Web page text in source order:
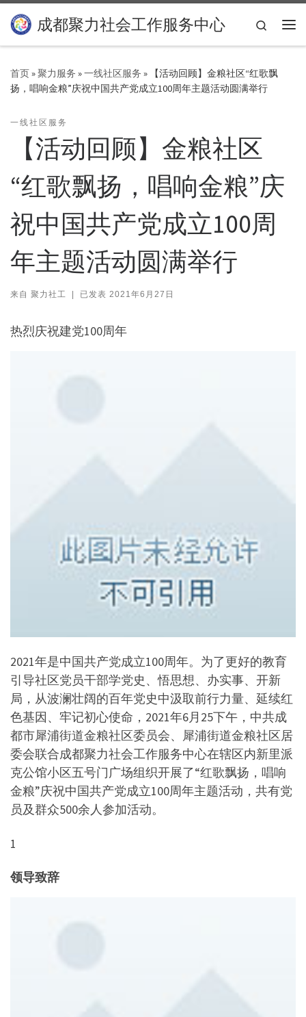
Skip to content
成都聚力社会工作服务中心
Search
首页»聚力服务 »一线社区服务 »
【活动回顾】金粮社区“红歌飘
扬，唱响金粮”庆祝中国共产党成立100周年主题活动圆满举行
一线社区服务
【活动回顾】金粮社区
“红歌飘扬，唱响金粮”庆
祝中国共产党成立100周
年主题活动圆满举行
来自 聚力社工 | 已发表 2021年6月27日
热烈庆祝建党100周年
2021年是中国共产党成立100周年。为了更好的教育
引导社区党员干部学党史、悟思想、办实事、开新
局，从波澜壮阔的百年党史中汲取前行力量、延续红
色基因、牢记初心使命，2021年6月25下午，中共成
都市犀浦街道金粮社区委员会、犀浦街道金粮社区居
委会联合成都聚力社会工作服务中心在辖区内新里派
克公馆小区五号门广场组织开展了“红歌飘扬，唱响
金粮”庆祝中国共产党成立100周年主题活动，共有党
员及群众500余人参加活动。
1
领导致辞